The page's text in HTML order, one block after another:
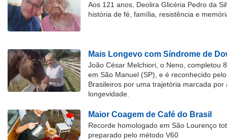
Aos 121 anos, Deolira Glicéria Pedro da
história de fé, família, resistência e
Mais Longevo com Síndrome de
João César Melchiori, o Neno, completou
em São Manuel (SP), e é reconhecido
Brasileiros por uma trajetória marcada por
longevidade.
Maior Coagem de Café do Brasil
Recorde homologado em São Lourenço
preparado pelo método V60